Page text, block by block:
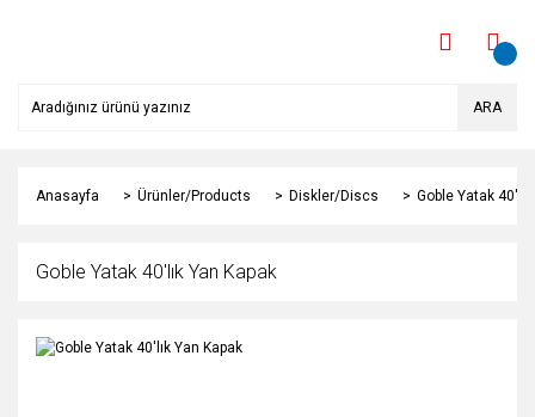
ARA
Anasayfa Ürünler/Products Diskler/Discs Goble Yatak
Goble Yatak 40'lık Yan Kapak